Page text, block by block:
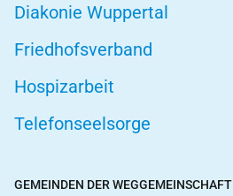
Diakonie Wuppertal
Friedhofsverband
Hospizarbeit
Telefonseelsorge
GEMEINDEN DER WEGGEMEINSCHAFT